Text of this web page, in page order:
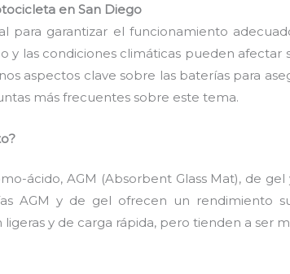
en San Diego
para garantizar el funcionamiento
y las condiciones climáticas pueden
aspectos clave sobre las baterías para
más frecuentes sobre este tema.
ácido, AGM (Absorbent Glass Mat), de
AGM y de gel ofrecen un rendimiento
y de carga rápida, pero tienden a ser